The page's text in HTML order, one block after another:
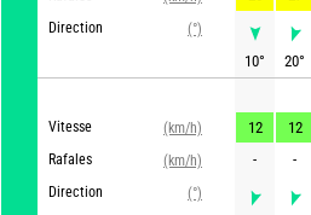
Direction
(°)
Vitesse
(km/h)
Rafales
(km/h)
Direction
(°)
10° 20°
12 12
-
-